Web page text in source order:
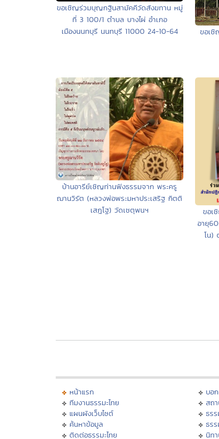
ขอเชิญร่วมบุญกฐินสามัคคีวัดสังฆทาน หมู่
ที่ 3 100/1 ตำบล บางไผ่ อำเภอ
เมืองนนทบุรี นนทบุรี 11000 24-10-64
ขอเชิ
บ้านอารีย์เชิญท่านฟังธรรมจาก พระครู
ฌานวิรัต (หลวงพ่อพระมหาประเสริฐ กิตติ
เสฎโฐ) วัดเชตุพนฯ
ขอเ
อายุ
โน)
หน้าแรก
ทีมงานธรรมะไทย
แผนผังเว็บไซต์
ค้นหาข้อมูล
ติดต่อธรรมะไทย
บอ
สถ
ธร
ธร
นิท